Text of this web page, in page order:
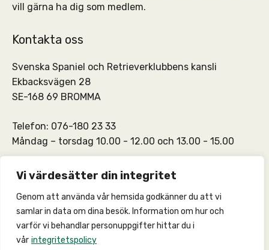
Vi värdesätter din integritet
Genom att använda vår hemsida godkänner du att vi
samlar in data om dina besök. Information om hur och
varför vi behandlar personuppgifter hittar du i
vår integritetspolicy
vill gärna ha dig som medlem.
Kontakta oss
Svenska Spaniel och Retrieverklubbens kansli
Ekbacksvägen 28
SE-168 69 BROMMA
Telefon: 076-180 23 33
Måndag – torsdag 10.00 - 12.00 och 13.00 - 15.00
SSRKs kansli och medlemskontakt: info@ssrk.se
SSRKs webmaster:webmaster@ssrk.se
© 2026 –